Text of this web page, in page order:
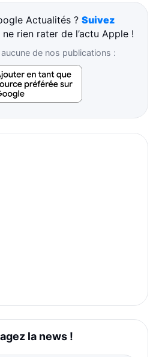
Actualités ? Suivez
rien rater de l’actu Apple !
de nos publications :
la news !